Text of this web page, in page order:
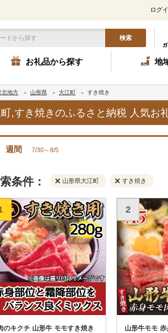
ログ
検索
お礼品から探す 地
北地方 山形県 大江町 すき焼き
,すき焼きのふるさと納税 人気お
週間 7/30～8/5
条件： 山形県大江町 すき焼き
のキクチ 山形牛 モモすき焼き
2
山形牛モモ